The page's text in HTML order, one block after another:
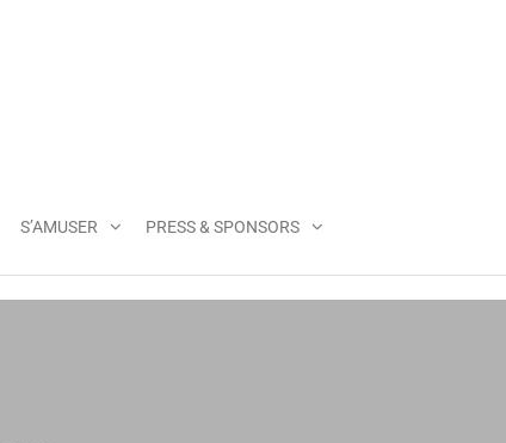
S’AMUSER PRESS & SPONSORS